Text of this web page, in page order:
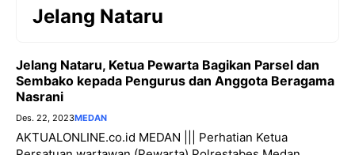
Jelang Nataru
Jelang Nataru, Ketua Pewarta Bagikan Parsel dan
Sembako kepada Pengurus dan Anggota Beragama
Nasrani
Des. 22, 2023MEDAN
AKTUALONLINE.co.id MEDAN ||| Perhatian Ketua